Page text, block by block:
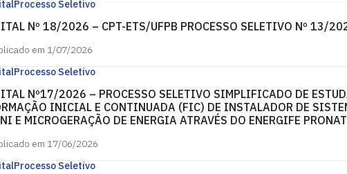
Processo Seletivo
Nº 18/2026 – CPT-ETS/UFPB PROCESSO SELETIVO Nº 13/
em 1/07/2026
Processo Seletivo
Nº17/2026 – PROCESSO SELETIVO SIMPLIFICADO DE
INICIAL E CONTINUADA (FIC) DE INSTALADOR DE
E MICROGERAÇÃO DE ENERGIA ATRAVÉS DO ENERGIFE
em 17/06/2026
Processo Seletivo